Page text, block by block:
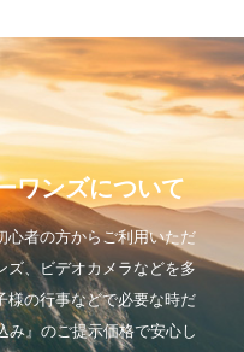
ワンズについて
心者の方からご利用いただ
ズ、ビデオカメラなどを多
様の行事などで必要な時だ
み』のご提示価格で安心し